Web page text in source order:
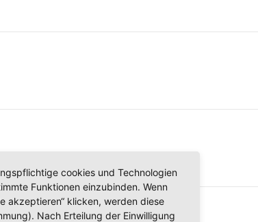
cookies und Technologien
Funktionen einzubinden. Wenn
akzeptieren“ klicken, werden diese
Nach Erteilung der Einwilligung